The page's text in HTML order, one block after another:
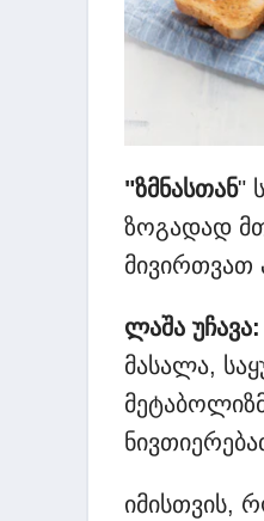
"ზმნასთან"
ზოგადად
მივირთვათ
ლაშა უჩავა:
მასალა,
იმისთვის,